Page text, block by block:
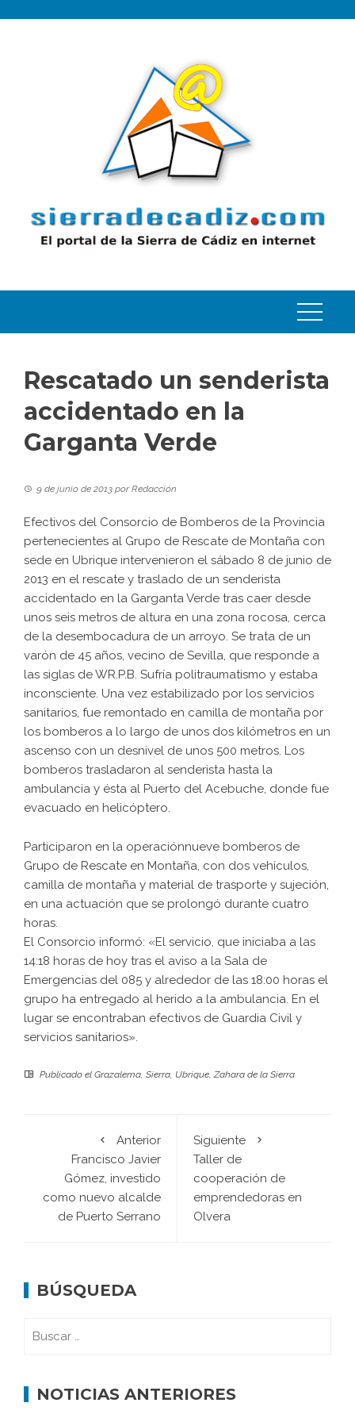
Rescatado un senderista
accidentado en la
Garganta Verde
9 de junio de 2013 porRedacción
Efectivos del Consorcio de Bomberos de la Provincia
pertenecientes al Grupo de Rescate de Montaña con
sede en Ubrique intervenieron el sábado 8 de junio de
2013 en el rescate y traslado de un senderista
accidentado en la Garganta Verde tras caer desde
unos seis metros de altura en una zona rocosa, cerca
de la desembocadura de un arroyo. Se trata de un
varón de 45 años, vecino de Sevilla, que responde a
las siglas de WR.P.B. Sufría politraumatismo y estaba
inconsciente. Una vez estabilizado por los servicios
sanitarios, fue remontado en camilla de montaña por
los bomberos a lo largo de unos dos kilómetros en un
ascenso con un desnivel de unos 500 metros. Los
bomberos trasladaron al senderista hasta la
ambulancia y ésta al Puerto del Acebuche, donde fue
evacuado en helicóptero.
Participaron en la operaciónnueve bomberos de
Grupo de Rescate en Montaña, con dos vehículos,
camilla de montaña y material de trasporte y sujeción,
en una actuación que se prolongó durante cuatro
horas.
El Consorcio informó: «El servicio, que iniciaba a las
14:18 horas de hoy tras el aviso a la Sala de
Emergencias del 085 y alrededor de las 18:00 horas el
grupo ha entregado al herido a la ambulancia. En el
lugar se encontraban efectivos de Guardia Civil y
servicios sanitarios».
Publicado el Grazalema, Sierra, Ubrique,Zahara de la Sierra
Anterior
Francisco Javier
Gómez, investido
como nuevo alcalde
de Puerto Serrano
Siguiente
Taller de
cooperación de
emprendedoras en
Olvera
BÚSQUEDA
NOTICIAS ANTERIORES